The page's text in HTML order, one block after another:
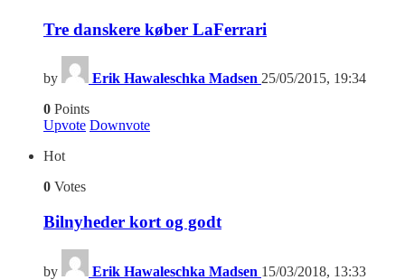
Tre danskere køber LaFerrari
by Erik Hawaleschka Madsen 25/05/2015, 19:34
0 Points
Upvote Downvote
Hot
0 Votes
Bilnyheder kort og godt
by Erik Hawaleschka Madsen 15/03/2018, 13:33